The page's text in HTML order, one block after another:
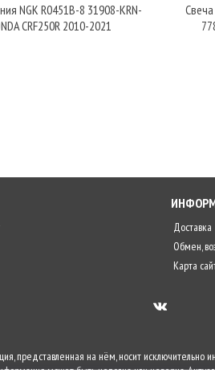
NGK R0451B-8 31908-KRN-
CRF250R 2010-2021
Доставка
Обмен,
Карта
представленная на нём, носит